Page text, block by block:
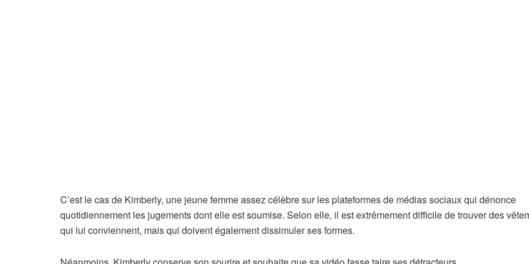
C’est le cas de Kimberly, une jeune femme assez célèbre sur les plateformes de médias sociaux qui dénonce
quotidiennement les jugements dont elle est soumise. Selon elle, il est extrêmement difficile de trouver des
qui lui conviennent, mais qui doivent également dissimuler ses formes.